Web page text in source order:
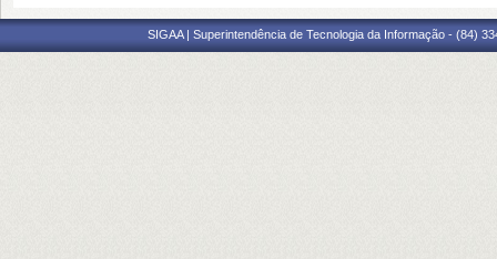
SIGAA | Superintendência de Tecnologia da Informação - (84)